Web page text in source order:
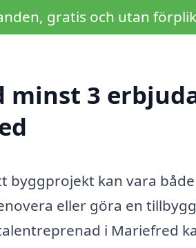
gratis och utan
minst 3
byggprojekt kan vara
eller göra en
i Mariefred